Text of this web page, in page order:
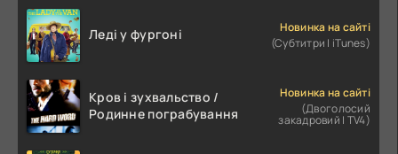
Леді у фургоні
Новинка на сайті
(Субтитри | iTunes)
Кров і зухвальство /
Родинне пограбування
Новинка на сайті
(Двоголосий
закадровий | TV4)